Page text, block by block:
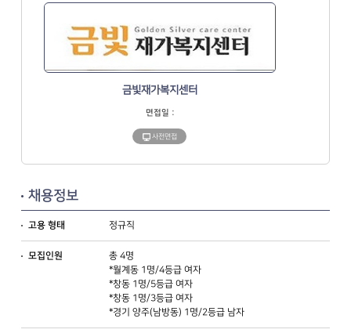
금빛재가복지센터
면접일 :
사전면접
채용정보
고용 형태 정규직
모집인원
총 4명
*월계동 1명/4등급 여자
*창동 1명/5등급 여자
*창동 1명/3등급 여자
*경기 양주(남방동) 1명/2등급 남자